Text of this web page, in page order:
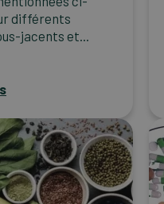
différents
jacents et...